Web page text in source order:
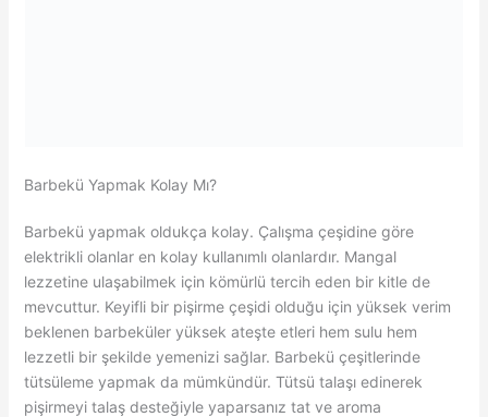
Barbekü Yapmak Kolay Mı?
Barbekü yapmak oldukça kolay. Çalışma çeşidine göre
elektrikli olanlar en kolay kullanımlı olanlardır. Mangal
lezzetine ulaşabilmek için kömürlü tercih eden bir kitle de
mevcuttur. Keyifli bir pişirme çeşidi olduğu için yüksek verim
beklenen barbeküler yüksek ateşte etleri hem sulu hem
lezzetli bir şekilde yemenizi sağlar. Barbekü çeşitlerinde
tütsüleme yapmak da mümkündür. Tütsü talaşı edinerek
pişirmeyi talaş desteğiyle yaparsanız tat ve aroma